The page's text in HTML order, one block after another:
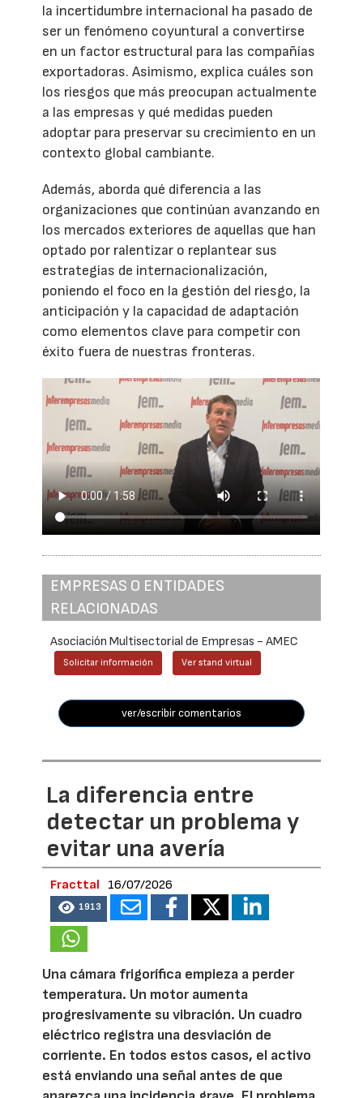
la incertidumbre internacional ha pasado de
ser un fenómeno coyuntural a convertirse
en un factor estructural para las compañías
exportadoras. Asimismo, explica cuáles son
los riesgos que más preocupan actualmente
a las empresas y qué medidas pueden
adoptar para preservar su crecimiento en un
contexto global cambiante.
Además, aborda qué diferencia a las
organizaciones que continúan avanzando en
los mercados exteriores de aquellas que han
optado por ralentizar o replantear sus
estrategias de internacionalización,
poniendo el foco en la gestión del riesgo, la
anticipación y la capacidad de adaptación
como elementos clave para competir con
éxito fuera de nuestras fronteras.
EMPRESAS O ENTIDADES
RELACIONADAS
Asociación Multisectorial de Empresas - AMEC
Solicitar información Ver stand virtual
ver/escribir comentarios
La diferencia entre
detectar un problema y
evitar una avería
Fracttal 16/07/2026
1913
Una cámara frigorífica empieza a perder
temperatura. Un motor aumenta
progresivamente su vibración. Un cuadro
eléctrico registra una desviación de
corriente. En todos estos casos, el activo
está enviando una señal antes de que